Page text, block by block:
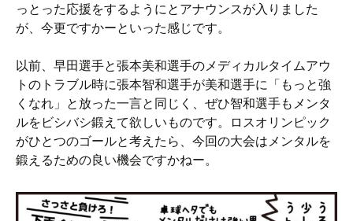
っとった応援をするようにとアナウンスが入りました
が、今更ですかーといった感じです。
以前、早田選手と張本美和選手のメディカルタイムアウ
トのトラブル時に張本智和選手が美和選手に「もっと強
くなれ」と放った一言と同じく、ぜひ智和選手もメンタ
ルをビシバシ鍛えて欲しいものです。ロスオリンピック
がひとつのゴールと考えたら、今回の大会はメンタルを
鍛えるための良い機会ですかねー。